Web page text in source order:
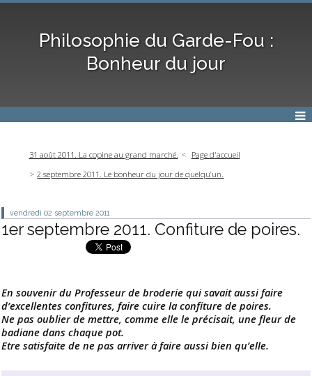
Philosophie du Garde-Fou :
Bonheur du jour
31 août 2011. La copine au grand marché.
Page d'accueil
2 septembre 2011. Le bonheur du jour de quelqu’un.
vendredi 02 septembre 2011
1er septembre 2011. Confiture de poires.
En souvenir du Professeur de broderie qui savait aussi faire
d’excellentes confitures, faire cuire la confiture de poires.
Ne pas oublier de mettre, comme elle le précisait, une fleur de
badiane dans chaque pot.
Etre satisfaite de ne pas arriver à faire aussi bien qu’elle.